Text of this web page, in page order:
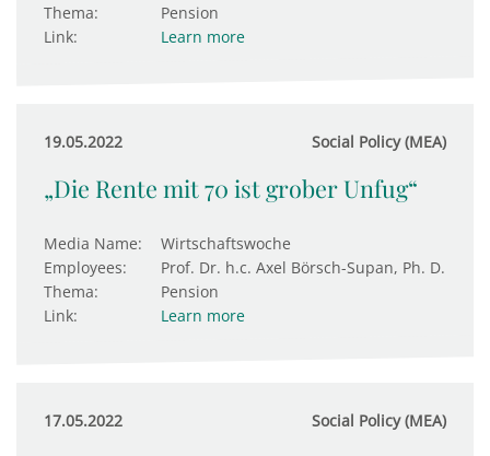
Thema:
Pension
Link:
Learn more
19.05.2022 Social Policy (MEA)
„Die Rente mit 70 ist grober Unfug“
Media Name:
Wirtschaftswoche
Employees:
Prof. Dr. h.c. Axel Börsch-Supan, Ph. D.
Thema:
Pension
Link:
Learn more
17.05.2022 Social Policy (MEA)